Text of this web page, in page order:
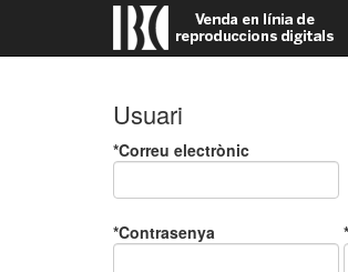
Usuari
Correu electrònic
Contrasenya